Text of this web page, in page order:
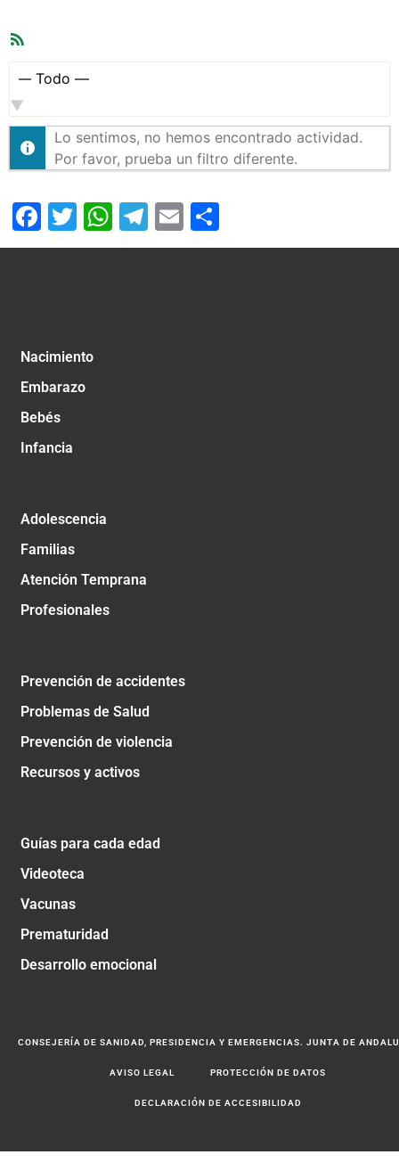
Mostrar:
Lo sentimos, no hemos encontrado actividad.
Por favor, prueba un filtro diferente.
Facebook
Twitter
WhatsApp
Telegram
Email
Nacimiento
Embarazo
Bebés
Infancia
Adolescencia
Familias
Atención Temprana
Profesionales
Prevención de accidentes
Problemas de Salud
Prevención de violencia
Recursos y activos
Guías para cada edad
Videoteca
Vacunas
Prematuridad
Desarrollo emocional
CONSEJERÍA DE SANIDAD, PRESIDENCIA Y EMERGENCIAS. JUNTA DE
AVISO LEGAL PROTECCIÓN DE DATOS
DECLARACIÓN DE ACCESIBILIDAD